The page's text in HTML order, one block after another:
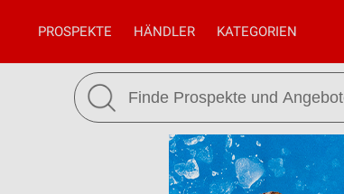
PROSPEKTE HÄNDLER KATEGORIEN